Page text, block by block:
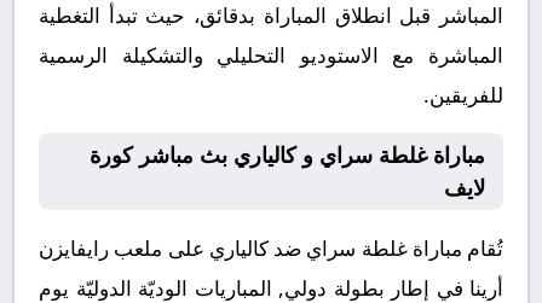
المباشر قبل انطلاق المباراة بدقائق، حيث تبدأ التغطية
المباشرة مع الاستوديو التحليلي والتشكيلة الرسمية
للفريقين.
مباراة غلطة سراي و كالياري بث مباشر كورة
لايف
تُقام مباراة غلطة سراي ضد كالياري على ملعب رايفايزن
أرينا في إطار بطولة دولي, المباريات الوديّة الدوليّة يوم